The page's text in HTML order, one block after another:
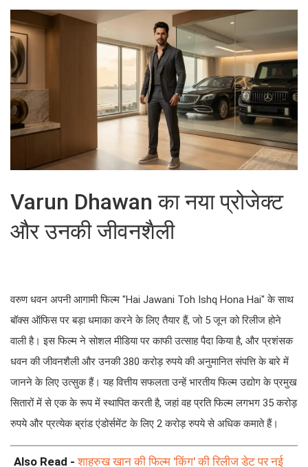
Varun Dhawan का नया प्रोजेक्ट
और उनकी जीवनशैली
वरुण धवन अपनी आगामी फिल्म "Hai Jawani Toh Ishq Hona Hai" के साथ
बॉक्स ऑफिस पर बड़ा धमाका करने के लिए तैयार हैं, जो 5 जून को रिलीज होने
वाली है। इस फिल्म ने सोशल मीडिया पर काफी उत्साह पैदा किया है, और प्रशंसक
धवन की जीवनशैली और उनकी 380 करोड़ रुपये की अनुमानित संपत्ति के बारे में
जानने के लिए उत्सुक हैं। यह वित्तीय सफलता उन्हें भारतीय फिल्म उद्योग के प्रमुख
सितारों में से एक के रूप में स्थापित करती है, जहां वह प्रति फिल्म लगभग 35 करोड़
रुपये और प्रत्येक ब्रांड एंडोर्समेंट के लिए 2 करोड़ रुपये से अधिक कमाते हैं।
Also Read -शाहरुख खान की फिल्म 'किंग' की रिलीज डेट पर नई